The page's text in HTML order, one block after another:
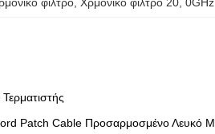
Patch Cable Προσαρμοσμένο Λευκό